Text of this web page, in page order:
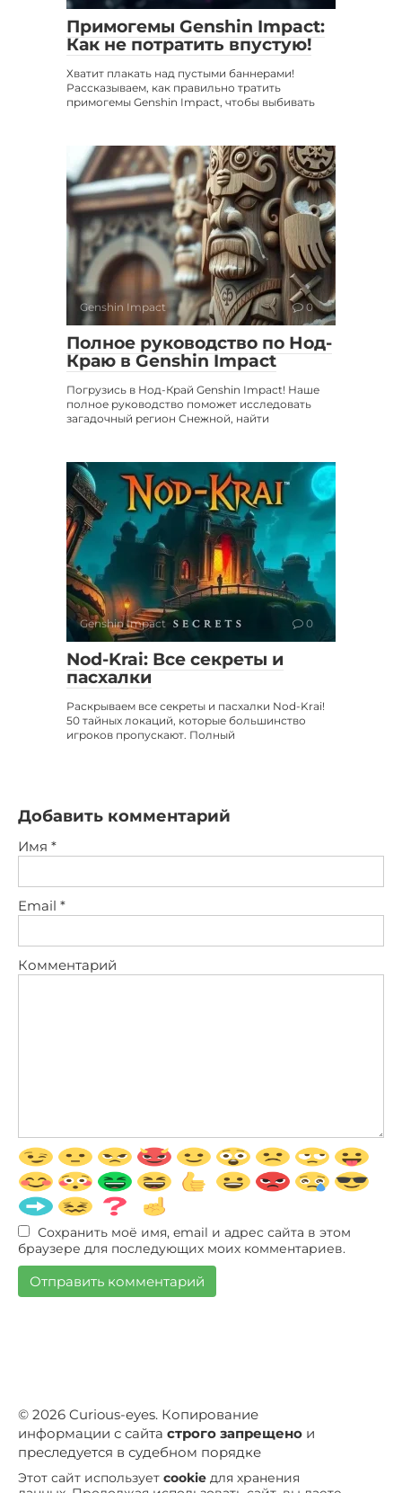
Примогемы Genshin Impact:
Как не потратить впустую!
Хватит плакать над пустыми баннерами!
Рассказываем, как правильно тратить
примогемы Genshin Impact, чтобы выбивать
Genshin Impact 0
Полное руководство по Нод-
Краю в Genshin Impact
Погрузись в Нод-Край Genshin Impact! Наше
полное руководство поможет исследовать
загадочный регион Снежной, найти
Genshin Impact 0
Nod-Krai: Все секреты и
пасхалки
Раскрываем все секреты и пасхалки Nod-Krai!
50 тайных локаций, которые большинство
игроков пропускают. Полный
Добавить комментарий
Имя *
Email *
Комментарий
Сохранить моё имя, email и адрес сайта в этом
браузере для последующих моих комментариев.
© 2026 Curious-eyes. Копирование
информации с сайта строго запрещено и
преследуется в судебном порядке
Этот сайт использует cookie для хранения